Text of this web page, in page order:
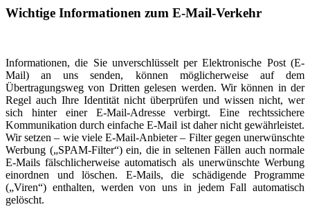
Wichtige Informationen zum E-Mail-Verkehr
Informationen, die Sie unverschlüsselt per Elektronische Post (E-
Mail) an uns senden, können möglicherweise auf dem
Übertragungsweg von Dritten gelesen werden. Wir können in der
Regel auch Ihre Identität nicht überprüfen und wissen nicht, wer
sich hinter einer E-Mail-Adresse verbirgt. Eine rechtssichere
Kommunikation durch einfache E-Mail ist daher nicht gewährleistet.
Wir setzen – wie viele E-Mail-Anbieter – Filter gegen unerwünschte
Werbung („SPAM-Filter“) ein, die in seltenen Fällen auch normale
E-Mails fälschlicherweise automatisch als unerwünschte Werbung
einordnen und löschen. E-Mails, die schädigende Programme
(„Viren“) enthalten, werden von uns in jedem Fall automatisch
gelöscht.